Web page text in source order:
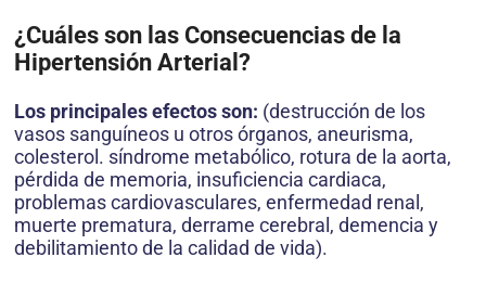
¿Cuáles son las Consecuencias de la
Hipertensión Arterial?
Los principales efectos son: (destrucción de los
vasos sanguíneos u otros órganos, aneurisma,
colesterol. síndrome metabólico, rotura de la aorta,
pérdida de memoria, insuficiencia cardiaca,
problemas cardiovasculares, enfermedad renal,
muerte prematura, derrame cerebral, demencia y
debilitamiento de la calidad de vida).